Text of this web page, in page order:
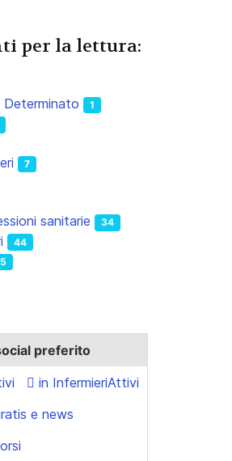
per la lettura:
Determinato 1
7
sanitarie 34
44
preferito
in InfermieriAttivi
e news